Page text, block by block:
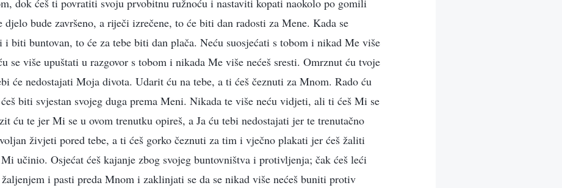
dok ćeš ti povratiti svoju prvobitnu ružnoću i nastaviti kopati naokolo po gomili
bude završeno, a riječi izrečene, to će biti dan radosti za Mene. Kada se
i biti buntovan, to će za tebe biti dan plača. Neću suosjećati s tobom i nikad Me više
se više upuštati u razgovor s tobom i nikada Me više nećeš sresti. Omrznut ću tvoje
će nedostajati Moja divota. Udarit ću na tebe, a ti ćeš čeznuti za Mnom. Rado ću
biti svjestan svojeg duga prema Meni. Nikada te više neću vidjeti, ali ti ćeš Mi se
ću te jer Mi se u ovom trenutku opireš, a Ja ću tebi nedostajati jer te trenutačno
živjeti pored tebe, a ti ćeš gorko čeznuti za tim i vječno plakati jer ćeš žaliti
učinio. Osjećat ćeš kajanje zbog svojeg buntovništva i protivljenja; čak ćeš leći
i pasti preda Mnom i zaklinjati se da se nikad više nećeš buniti protiv